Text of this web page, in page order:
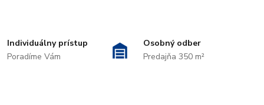
Individuálny prístup
Poradíme Vám
Osobný odber
Predajňa 350 m²